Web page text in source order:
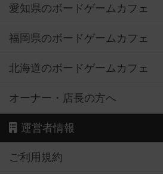
愛知県のボードゲームカフェ
福岡県のボードゲームカフェ
北海道のボードゲームカフェ
オーナー・店長の方へ
運営者情報
ご利用規約